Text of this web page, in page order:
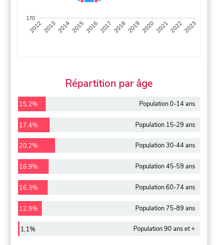
170
201220132014201520162017 20182019 2020202120222023
Répartition par âge
15,2% Population 0-14 ans
17,4% Population 15-29 ans
20,2% Population 30-44 ans
16,9% Population 45-59 ans
16,3% Population 60-74 ans
12,9% Population 75-89 ans
1,1% Population 90 ans et +